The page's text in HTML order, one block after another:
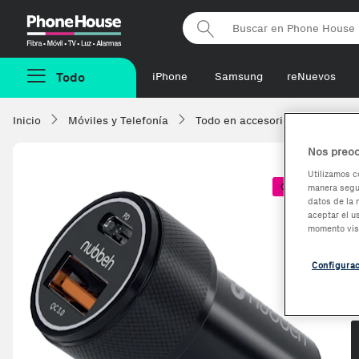
Phonehouse
Todo iPhone Samsung reNuevos
Inicio Móviles y Telefonía Todo en accesorios
Coste + 1€
Nos
Utilizamos
manera
datos de la
aceptar el
momento